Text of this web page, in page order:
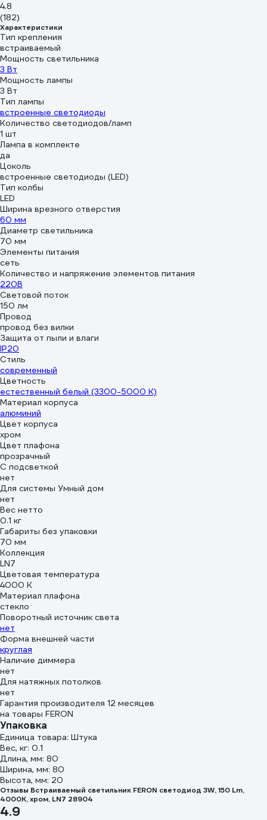
4.8
(182)
Характеристики
Тип крепления
встраиваемый
Мощность светильника
3 Вт
Мощность лампы
3 Вт
Тип лампы
встроенные светодиоды
Количество светодиодов/ламп
1 шт
Лампа в комплекте
да
Цоколь
встроенные светодиоды (LED)
Тип колбы
LED
Ширина врезного отверстия
60 мм
Диаметр светильника
70 мм
Элементы питания
сеть
Количество и напряжение элементов питания
220В
Световой поток
150 лм
Провод
провод без вилки
Защита от пыли и влаги
IP20
Стиль
современный
Цветность
естественный белый (3300-5000 К)
Материал корпуса
алюминий
Цвет корпуса
хром
Цвет плафона
прозрачный
С подсветкой
нет
Для системы Умный дом
нет
Вес нетто
0.1 кг
Габариты без упаковки
70 мм
Коллекция
LN7
Цветовая температура
4000 К
Материал плафона
стекло
Поворотный источник света
нет
Форма внешней части
круглая
Наличие диммера
нет
Для натяжных потолков
нет
Гарантия производителя 12 месяцев
на товары FERON
Упаковка
Единица товара: Штука
Вес, кг: 0.1
Длина, мм: 80
Ширина, мм: 80
Высота, мм: 20
Отзывы Встраиваемый светильник FERON светодиод 3W, 150 Lm,
4000К, хром, LN7 28904
4.9